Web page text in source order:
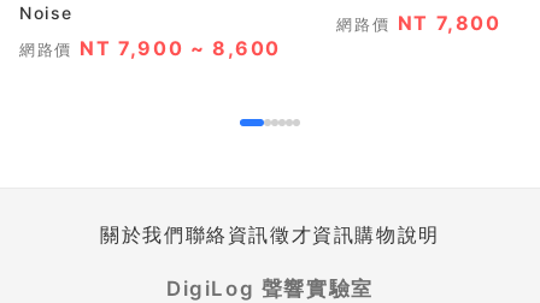
Noise
網路價 NT 7,900 ~ 8,600
網路價 NT 7,800
關於我們聯絡資訊徵才資訊購物說明
DigiLog 聲響實驗室